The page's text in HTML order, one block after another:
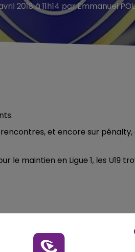
2018 à 11h14 par Emmanuel
et encore sur
le maintien en Ligue 1, les U19